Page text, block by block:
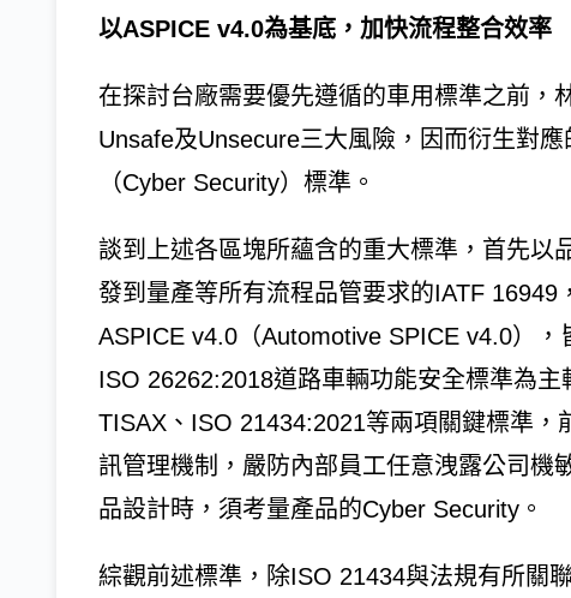
以ASPICE v4.0為基底，加快流程整合效率
在探討台廠需要優先遵循的車用標準之前，
Unsafe及Unsecure三大風險，因而衍生對
（Cyber Security）標準。
談到上述各區塊所蘊含的重大標準，首先以
發到量產等所有流程品管要求的IATF
ASPICE v4.0（Automotive SPICE v4.0）
ISO 26262:2018道路車輛功能安全標準為
TISAX、ISO 21434:2021等兩項關鍵標準
訊管理機制，嚴防內部員工任意洩露公司機
品設計時，須考量產品的Cyber Security。
綜觀前述標準，除ISO 21434與法規有所關